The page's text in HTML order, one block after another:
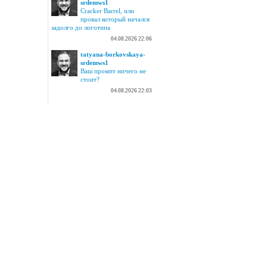
srdemws1
Cracker Barrel, или
провал который начался
задолго до логотипа
04.08.2026 22:06
tatyana-borkovskaya-
srdemws1
Ваш промпт ничего не
стоит?
04.08.2026 22:03